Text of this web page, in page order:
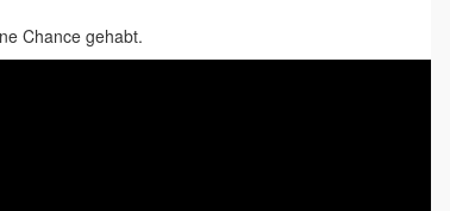
Chance gehabt.